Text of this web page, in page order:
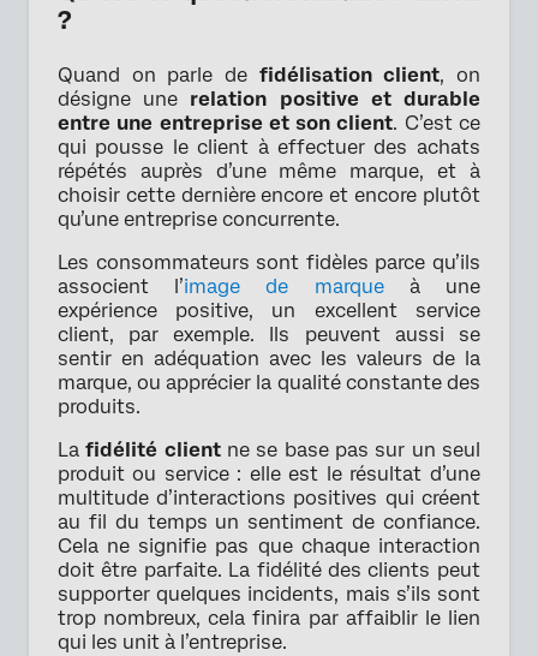
?
Quand on parle defidélisation client, on
désigne une relation positive et durable
entre une entreprise et son client. C’est ce
qui pousse le client à effectuer des achats
répétés auprès d’une même marque, et à
choisir cette dernière encore et encore plutôt
qu’une entreprise concurrente.
Les consommateurs sont fidèles parce qu’ils
associent l’image de marqueà une
expérience positive, un excellent service
client, par exemple. Ils peuvent aussi se
sentir en adéquation avec les valeurs de la
marque, ou apprécier la qualité constante des
produits.
La fidélité client ne se base pas sur un seul
produit ou service : elle est le résultat d’une
multitude d’interactions positives qui créent
au fil du temps un sentiment de confiance.
Cela ne signifie pas que chaque interaction
doit être parfaite. La fidélité des clients peut
supporter quelques incidents, mais s’ils sont
trop nombreux, cela finira par affaiblir le lien
qui les unit à l’entreprise.